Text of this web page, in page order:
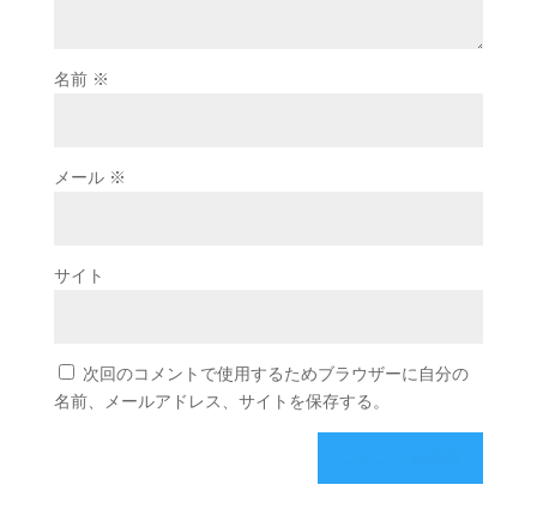
名前 ※
メール ※
サイト
次回のコメントで使用するためブラウザーに自分の
名前、メールアドレス、サイトを保存する。